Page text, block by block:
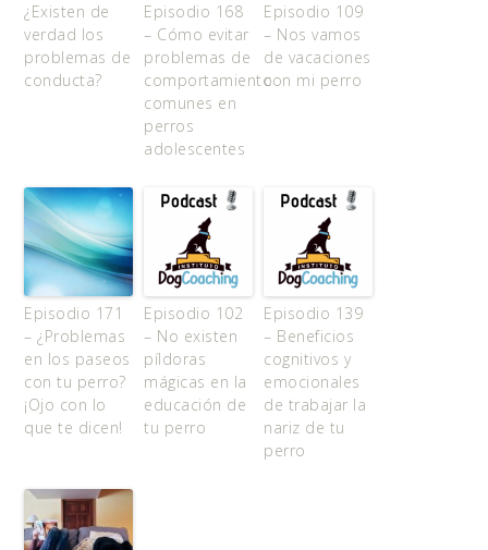
¿Existen de
verdad los
problemas de
conducta?
Episodio 168
– Cómo evitar
problemas de
comportamiento
comunes en
perros
adolescentes
Episodio 109
– Nos vamos
de vacaciones
con mi perro
Episodio 171
– ¿Problemas
en los paseos
con tu perro?
¡Ojo con lo
que te dicen!
Episodio 102
– No existen
píldoras
mágicas en la
educación de
tu perro
Episodio 139
– Beneficios
cognitivos y
emocionales
de trabajar la
nariz de tu
perro